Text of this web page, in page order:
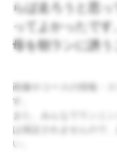
らば走ろうと思っ
ってよかったです
母を朝ランに誘う
画像やコースの情報・
す。
また、みんなでランニ
は保証されませんので
い。